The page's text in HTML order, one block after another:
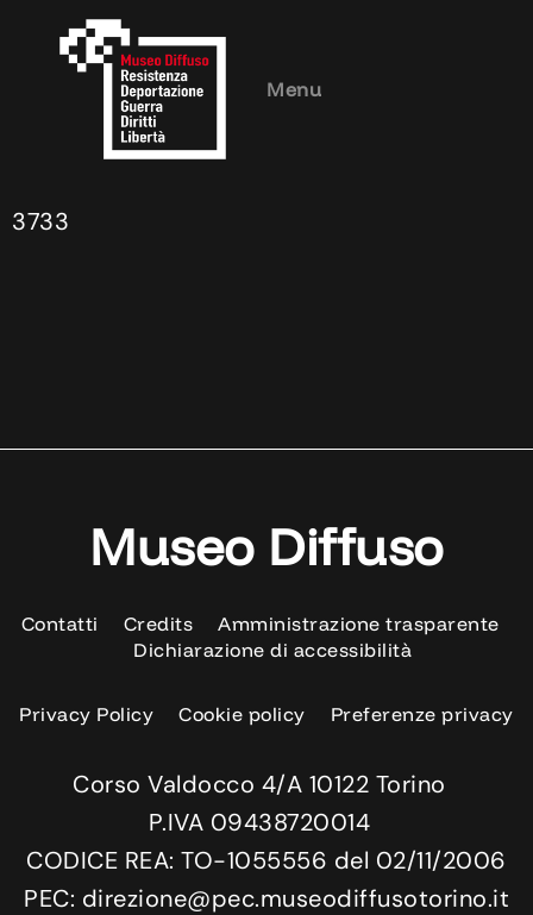
Menu
3733
Museo Diffuso
Contatti Credits
Amministrazione trasparente
Dichiarazione di accessibilità
Privacy Policy Cookie policy Preferenze privacy
Corso Valdocco 4/A 10122 Torino
P.IVA 09438720014
CODICE REA: TO-1055556 del 02/11/2006
PEC: direzione@pec.museodiffusotorino.it